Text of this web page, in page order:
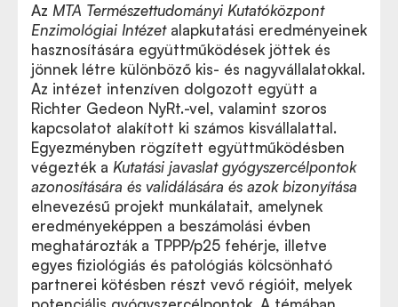
Az MTA Természettudományi Kutatóközpont
Enzimológiai Intézetalapkutatási eredményeinek
hasznosítására együttműködések jöttek és
jönnek létre különböző kis- és nagyvállalatokkal.
Az intézet intenzíven dolgozott együtt a
Richter Gedeon NyRt.-vel, valamint szoros
kapcsolatot alakított ki számos kisvállalattal.
Egyezményben rögzített együttműködésben
végezték a Kutatási javaslat gyógyszercélpontok
azonosítására és validálására és azok bizonyítása
elnevezésű projekt munkálatait, amelynek
eredményeképpen a beszámolási évben
meghatározták a TPPP/p25 fehérje, illetve
egyes fiziológiás és patológiás kölcsönható
partnerei kötésben részt vevő régióit, melyek